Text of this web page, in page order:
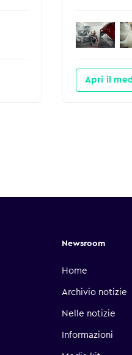
Apri il
Newsroom
Home
Archivio notizie
Nelle notizie
Informazioni